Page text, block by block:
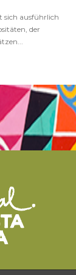
sich ausführlich
der
for european travel